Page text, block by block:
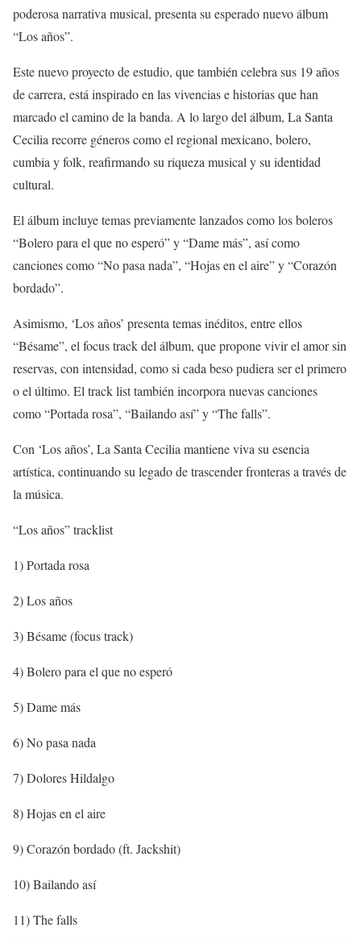
poderosa narrativa musical, presenta su esperado nuevo álbum
“Los años”.
Este nuevo proyecto de estudio, que también celebra sus 19 años
de carrera, está inspirado en las vivencias e historias que han
marcado el camino de la banda. A lo largo del álbum, La Santa
Cecilia recorre géneros como el regional mexicano, bolero,
cumbia y folk, reafirmando su riqueza musical y su identidad
cultural.
El álbum incluye temas previamente lanzados como los boleros
“Bolero para el que no esperó” y “Dame más”, así como
canciones como “No pasa nada”, “Hojas en el aire” y “Corazón
bordado”.
Asimismo, ‘Los años’ presenta temas inéditos, entre ellos
“Bésame”, el focus track del álbum, que propone vivir el amor sin
reservas, con intensidad, como si cada beso pudiera ser el primero
o el último. El track list también incorpora nuevas canciones
como “Portada rosa”, “Bailando así” y “The falls”.
Con ‘Los años’, La Santa Cecilia mantiene viva su esencia
artística, continuando su legado de trascender fronteras a través de
la música.
“Los años” tracklist
1) Portada rosa
2) Los años
3) Bésame (focus track)
4) Bolero para el que no esperó
5) Dame más
6) No pasa nada
7) Dolores Hildalgo
8) Hojas en el aire
9) Corazón bordado (ft. Jackshit)
10) Bailando así
11) The falls